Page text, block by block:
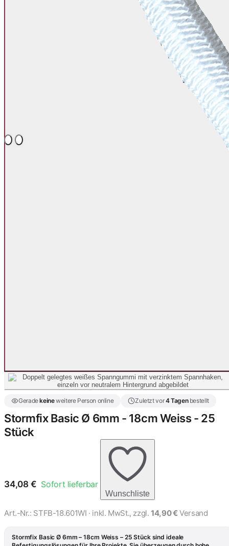
Geradekeineweitere Person online Zuletzt vor4 Tagenbestellt
Stormfix Basic Ø 6mm - 18cm Weiss - 25
Stück
34,08 € Sofort lieferbar
Wunschliste
Art.-Nr.: STFB-18.601WI · inkl. MwSt., zzgl.14,90 € Versand
Stormfix Basic Ø 6mm – 18cm Weiss – 25 Stück sind ideale